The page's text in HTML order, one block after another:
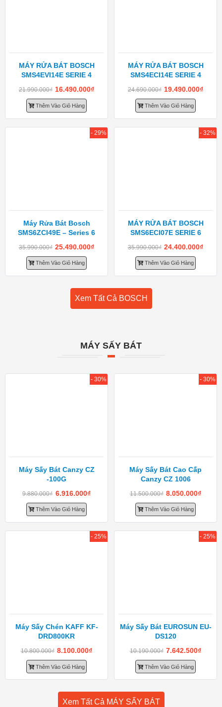
MÁY RỬA BÁT BOSCH
SMS4EVI14E SERIE 4
21.990.000₫ 16.490.000₫
Thêm Vào Giỏ Hàng
MÁY RỬA BÁT BOSCH
SMS4ECI14E SERIE 4
24.690.000₫ 19.490.000₫
Thêm Vào Giỏ Hàng
Máy Rửa Bát Bosch
SMS6ZCI49E – Series 6
35.990.000₫ 25.490.000₫
Thêm Vào Giỏ Hàng
- 29%
MÁY RỬA BÁT BOSCH
SMS6ECI07E SERIE 6
35.990.000₫ 24.400.000₫
Thêm Vào Giỏ Hàng
- 32%
Xem Tất Cả BOSCH
MÁY SẤY BÁT
Máy Sấy Bát Canzy CZ
-100G
9.880.000₫ 6.916.000₫
Thêm Vào Giỏ Hàng
- 30%
Máy Sấy Bát Cao Cấp
Canzy CZ 1006
11.500.000₫ 8.050.000₫
Thêm Vào Giỏ Hàng
- 30%
Máy Sấy Chén KAFF KF-
DRD800KR
10.800.000₫ 8.100.000₫
Thêm Vào Giỏ Hàng
- 25%
Máy Sấy Bát EUROSUN EU-
DS120
10.190.000₫ 7.642.500₫
Thêm Vào Giỏ Hàng
- 25%
Xem Tất Cả MÁY SẤY BÁT